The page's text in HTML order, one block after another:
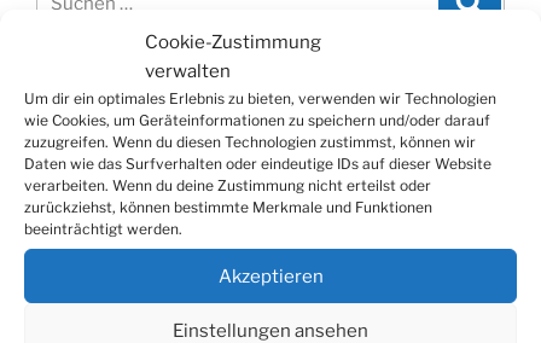
Cookie-Zustimmung
verwalten
Um dir ein optimales Erlebnis zu bieten, verwenden wir Technologien
wie Cookies, um Geräteinformationen zu speichern und/oder darauf
zuzugreifen. Wenn du diesen Technologien zustimmst, können wir
Daten wie das Surfverhalten oder eindeutige IDs auf dieser Website
verarbeiten. Wenn du deine Zustimmung nicht erteilst oder
zurückziehst, können bestimmte Merkmale und Funktionen
beeinträchtigt werden.
Akzeptieren
Einstellungen ansehen
nach:
WERBUNG